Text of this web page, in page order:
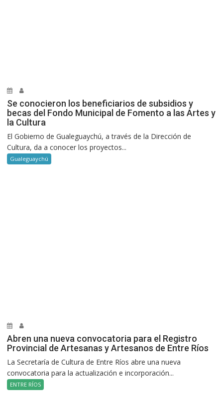
Se conocieron los beneficiarios de subsidios y
becas del Fondo Municipal de Fomento a las Artes y
la Cultura
El Gobierno de Gualeguaychú, a través de la Dirección de
Cultura, da a conocer los proyectos...
Gualeguaychú
Abren una nueva convocatoria para el Registro
Provincial de Artesanas y Artesanos de Entre Ríos
La Secretaría de Cultura de Entre Ríos abre una nueva
convocatoria para la actualización e incorporación...
ENTRE RÍOS